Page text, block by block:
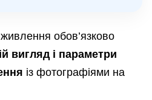
обов’язково
вигляд і параметри
із фотографіями на